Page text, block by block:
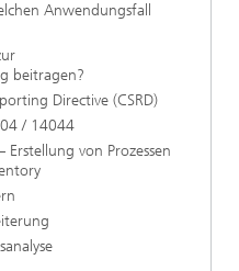
Anwendungsfall
beitragen?
Directive (CSRD)
/ 14044
von Prozessen